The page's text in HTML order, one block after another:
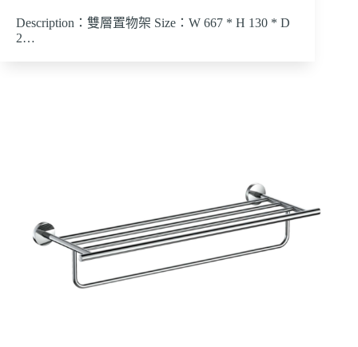
Description：雙層置物架 Size：W 667 * H 130 * D
2…